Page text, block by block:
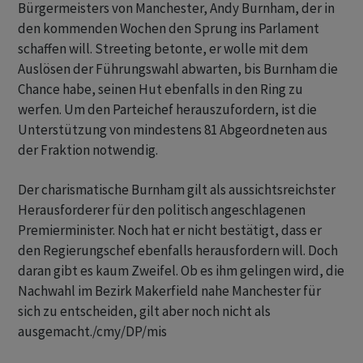
Bürgermeisters von Manchester, Andy Burnham, der in
den kommenden Wochen den Sprung ins Parlament
schaffen will. Streeting betonte, er wolle mit dem
Auslösen der Führungswahl abwarten, bis Burnham die
Chance habe, seinen Hut ebenfalls in den Ring zu
werfen. Um den Parteichef herauszufordern, ist die
Unterstützung von mindestens 81 Abgeordneten aus
der Fraktion notwendig.
Der charismatische Burnham gilt als aussichtsreichster
Herausforderer für den politisch angeschlagenen
Premierminister. Noch hat er nicht bestätigt, dass er
den Regierungschef ebenfalls herausfordern will. Doch
daran gibt es kaum Zweifel. Ob es ihm gelingen wird, die
Nachwahl im Bezirk Makerfield nahe Manchester für
sich zu entscheiden, gilt aber noch nicht als
ausgemacht./cmy/DP/mis